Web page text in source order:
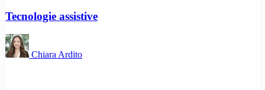
Tecnologie assistive
Chiara Ardito